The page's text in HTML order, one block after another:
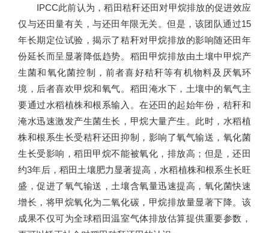
IPCC此前认为，稻田秸秆还田对甲烷排放的促进效应
仅与还田量有关，与还田年限无关。但是，该团队通过15
年长期定位试验，揭示了秸秆对甲烷排放的影响随还田年
份延长而呈显著降低趋势。稻田甲烷排放由土壤中甲烷产
生菌和氧化菌控制，前者喜好秸秆等有机物料及厌氧环
境，后者喜欢甲烷和氧气。稻田淹水下，土壤中的氧气主
要通过水稻植株和根系输入。在还田的起始年份，秸秆和
淹水迅速激发产生菌生长，甲烷大量产生。此时，水稻植
株和根系生长受秸秆还田抑制，影响了氧气输送，氧化菌
生长受影响，稻田甲烷不能被氧化，排放高；但是，还田
约3年后，稻田土壤肥力显著提高，水稻植株和根系生长旺
盛，促进了氧气输送，土壤含氧量迅速提高，氧化菌快速
增长，将甲烷氧化为二氧化碳，甲烷排放量显著下降。该
成果不仅可为全球稻田温室气体排放估算提供重要参数，